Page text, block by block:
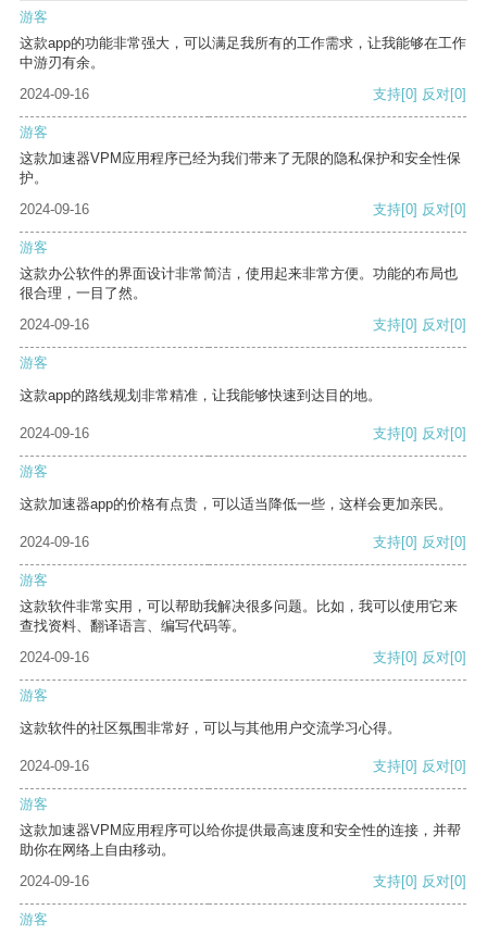
游客
这款app的功能非常强大，可以满足我所有的工作需求，让我能够在工作
中游刃有余。
2024-09-16
支持[0] 反对[0]
游客
这款加速器VPM应用程序已经为我们带来了无限的隐私保护和安全性保
护。
2024-09-16
支持[0] 反对[0]
游客
这款办公软件的界面设计非常简洁，使用起来非常方便。功能的布局也
很合理，一目了然。
2024-09-16
支持[0] 反对[0]
游客
这款app的路线规划非常精准，让我能够快速到达目的地。
2024-09-16 支持[0] 反对[0]
游客
这款加速器app的价格有点贵，可以适当降低一些，这样会更加亲民。
2024-09-16 支持[0] 反对[0]
游客
这款软件非常实用，可以帮助我解决很多问题。比如，我可以使用它来
查找资料、翻译语言、编写代码等。
2024-09-16
支持[0] 反对[0]
游客
这款软件的社区氛围非常好，可以与其他用户交流学习心得。
2024-09-16 支持[0] 反对[0]
游客
这款加速器VPM应用程序可以给你提供最高速度和安全性的连接，并帮
助你在网络上自由移动。
2024-09-16
支持[0] 反对[0]
游客